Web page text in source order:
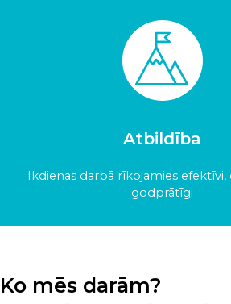
Atbildība
Ikdienas darbā rīkojamies efektīvi,
godprātīgi
Ko mēs darām?